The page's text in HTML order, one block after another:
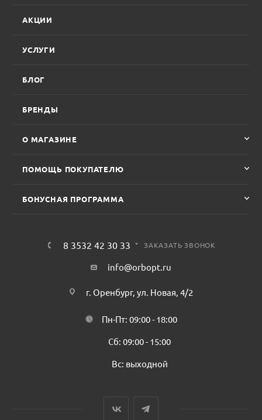
АКЦИИ
УСЛУГИ
БЛОГ
БРЕНДЫ
О МАГАЗИНЕ
ПОМОЩЬ ПОКУПАТЕЛЮ
БОНУСНАЯ ПРОГРАММА
8 3532 42 30 33 ЗАКАЗАТЬ ЗВОНОК
info@orbopt.ru
г. Оренбург, ул. Новая, 4/2
Пн-Пт: 09:00 - 18:00
Сб: 09:00 - 15:00
Вс: выходной